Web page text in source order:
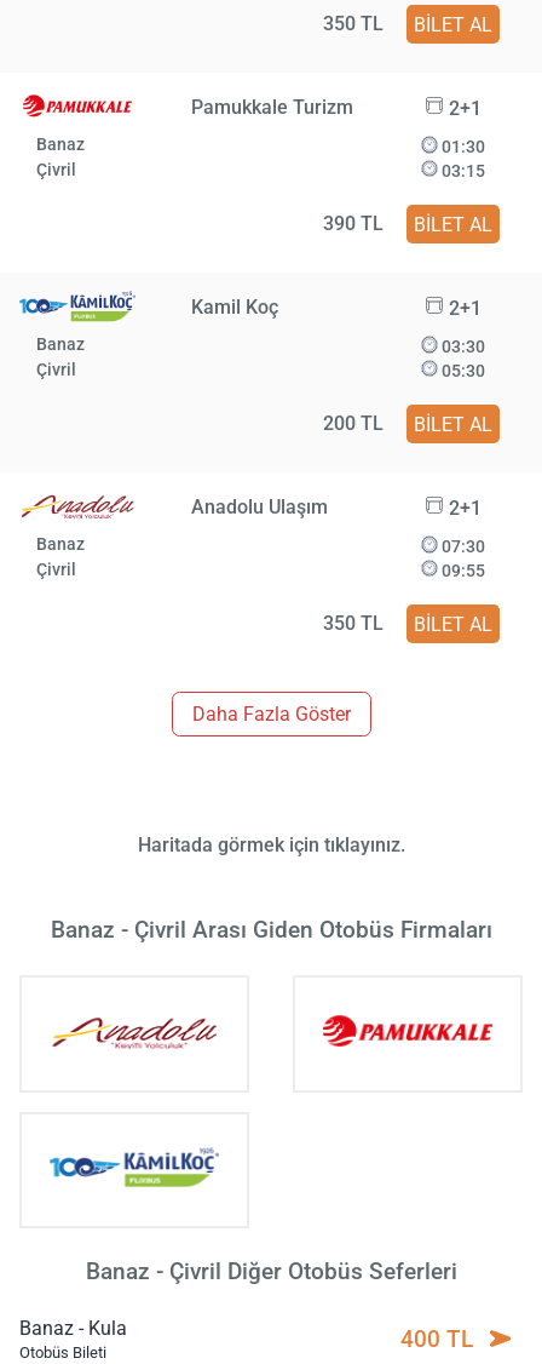
350 TL BİLET AL
Pamukkale Turizm 2+1
Banaz
Çivril
01:30
03:15
390 TL BİLET AL
Kamil Koç 2+1
Banaz
Çivril
03:30
05:30
200 TL BİLET AL
Anadolu Ulaşım 2+1
Banaz
Çivril
07:30
09:55
350 TL BİLET AL
Daha Fazla Göster
Haritada görmek için tıklayınız.
Banaz - Çivril Arası Giden Otobüs Firmaları
Banaz - Çivril Diğer Otobüs Seferleri
Banaz - Kula
Otobüs Bileti 400 TL